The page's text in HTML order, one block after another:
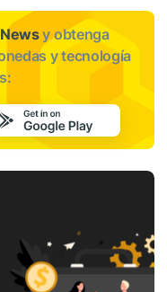
y obtenga
y tecnología